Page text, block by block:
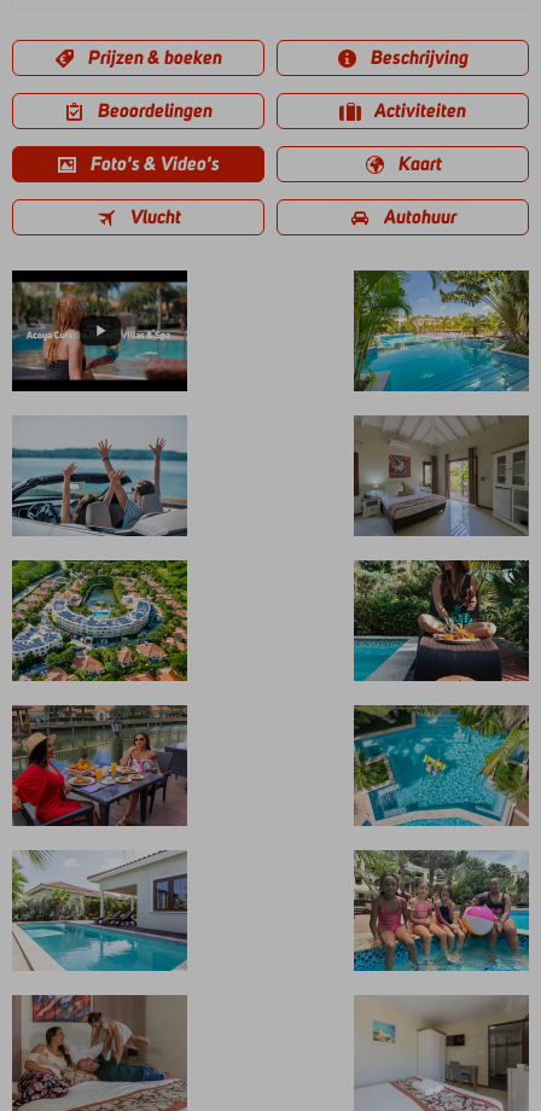
Prijzen & boeken Beschrijving
Beoordelingen Activiteiten
Foto's & Video's Kaart
Vlucht Autohuur